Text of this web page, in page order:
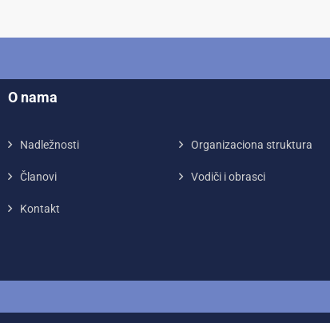
O nama
Nadležnosti Organizaciona struktura
Članovi Vodiči i obrasci
Kontakt